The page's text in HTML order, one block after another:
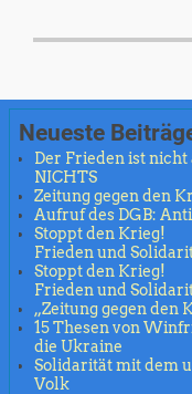
Neueste
Der Frieden ist nicht
NICHTS
Zeitung gegen den
Aufruf des DGB:
Stoppt den Krieg!
Frieden und
Stoppt den Krieg!
Frieden und
„Zeitung gegen den
15 Thesen von
die Ukraine
Solidarität mit dem
Volk